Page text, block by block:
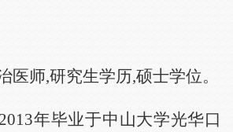
医师,研究生学历,硕士学位。
年毕业于中山大学光华口